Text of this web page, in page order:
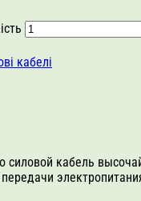
кабелі
силовой кабель